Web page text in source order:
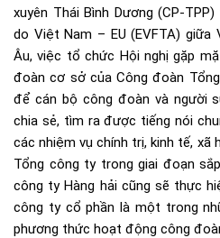
xuyên Thái Bình Dương (CP-
do Việt Nam – EU (EVFTA) giữa
Âu, việc tổ chức Hội nghị gặp
đoàn cơ sở của Công đoàn
để cán bộ công đoàn và người
chia sẻ, tìm ra được tiếng nói
các nhiệm vụ chính trị, kinh tế, xã
Tổng công ty trong giai đoạn
công ty Hàng hải cũng sẽ thực
công ty cổ phần là một trong
phương thức hoạt động công